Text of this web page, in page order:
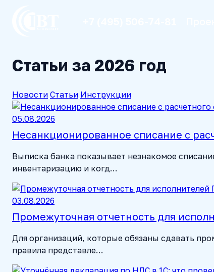
Статьи за 2026 год
Новости Статьи Инструкции
05.08.2026
Несанкционированное списание с
Выписка банка показывает незнакомое
инвентаризацию и когд…
03.08.2026
Промежуточная отчетность для
Для организаций, которые обязаны сдавать
правила представле…